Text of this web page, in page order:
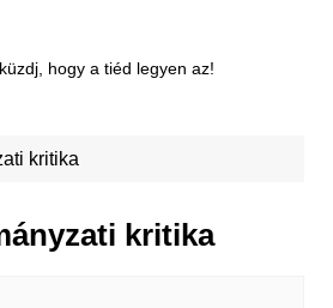
hogy a tiéd legyen az!
kritika
kritika